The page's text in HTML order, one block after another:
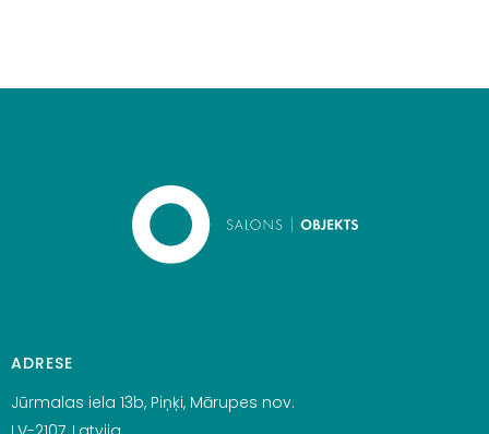
ADRESE
Jūrmalas iela 13b, Piņķi, Mārupes nov.